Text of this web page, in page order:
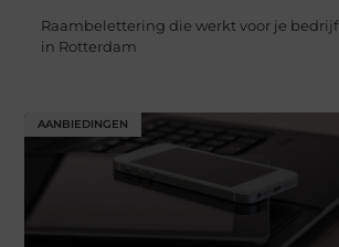
Raambelettering die werkt voor je bedrijf
in Rotterdam
AANBIEDINGEN